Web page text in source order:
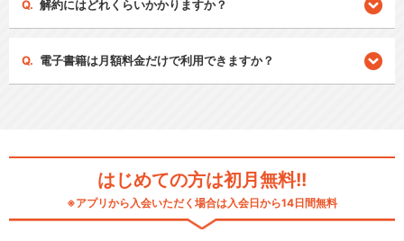
解約にはどれくらいかかりますか？
電子書籍は月額料金だけで利用できますか？
はじめての方は初月無料!!
※アプリから入会いただく場合は入会日から14日間無料